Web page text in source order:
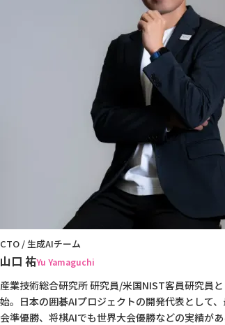
CTO / 生成AIチーム
山口 祐Yu Yamaguchi
産業技術総合研究所 研究員/米国NIST客員研究員
始。日本の囲碁AIプロジェクトの開発代表として
会準優勝、将棋AIでも世界大会優勝などの実績が